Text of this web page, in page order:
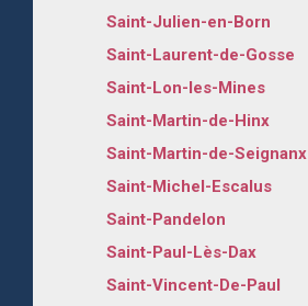
Saint-Julien-en-Born
Saint-Laurent-de-Gosse
Saint-Lon-les-Mines
Saint-Martin-de-Hinx
Saint-Martin-de-Seignanx
Saint-Michel-Escalus
Saint-Pandelon
Saint-Paul-Lès-Dax
Saint-Vincent-De-Paul